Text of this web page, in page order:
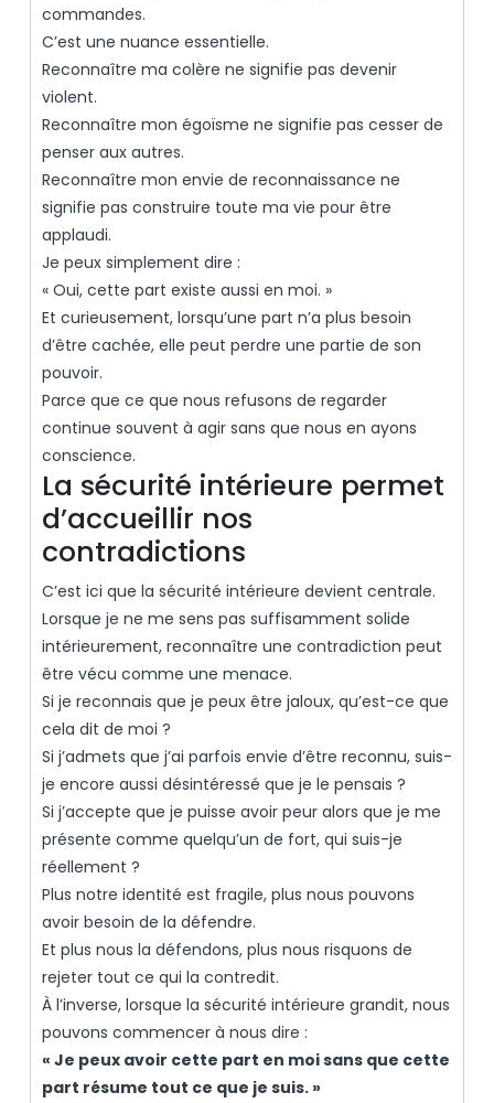
commandes.
C’est une nuance essentielle.
Reconnaître ma colère ne signifie pas devenir
violent.
Reconnaître mon égoïsme ne signifie pas cesser de
penser aux autres.
Reconnaître mon envie de reconnaissance ne
signifie pas construire toute ma vie pour être
applaudi.
Je peux simplement dire :
« Oui, cette part existe aussi en moi. »
Et curieusement, lorsqu’une part n’a plus besoin
d’être cachée, elle peut perdre une partie de son
pouvoir.
Parce que ce que nous refusons de regarder
continue souvent à agir sans que nous en ayons
conscience.
La sécurité intérieure permet
d’accueillir nos
contradictions
C’est ici que la sécurité intérieure devient centrale.
Lorsque je ne me sens pas suffisamment solide
intérieurement, reconnaître une contradiction peut
être vécu comme une menace.
Si je reconnais que je peux être jaloux, qu’est-ce que
cela dit de moi ?
Si j’admets que j’ai parfois envie d’être reconnu, suis-
je encore aussi désintéressé que je le pensais ?
Si j’accepte que je puisse avoir peur alors que je me
présente comme quelqu’un de fort, qui suis-je
réellement ?
Plus notre identité est fragile, plus nous pouvons
avoir besoin de la défendre.
Et plus nous la défendons, plus nous risquons de
rejeter tout ce qui la contredit.
À l’inverse, lorsque la sécurité intérieure grandit, nous
pouvons commencer à nous dire :
« Je peux avoir cette part en moi sans que cette
part résume tout ce que je suis. »